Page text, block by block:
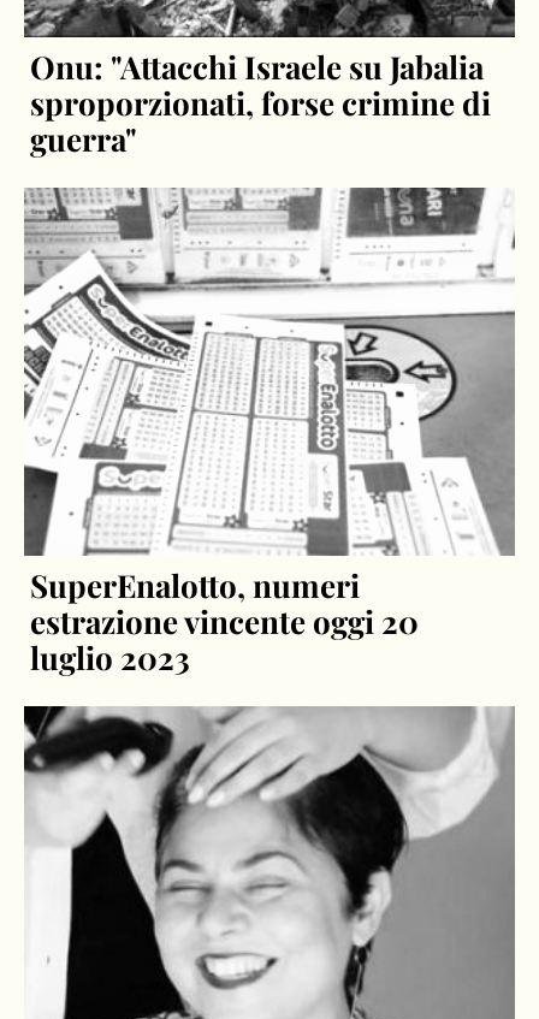
Onu: "Attacchi Israele su Jabalia
sproporzionati, forse crimine di
guerra"
SuperEnalotto, numeri
estrazione vincente oggi 20
luglio 2023